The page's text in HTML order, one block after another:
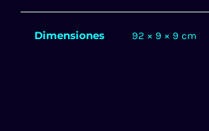
Dimensiones 92 × 9 × 9 cm